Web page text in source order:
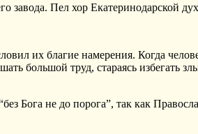
завода. Пел хор Екатеринодарской
их благие намерения. Когда
большой труд, стараясь избегать
Бога не до порога”, так как